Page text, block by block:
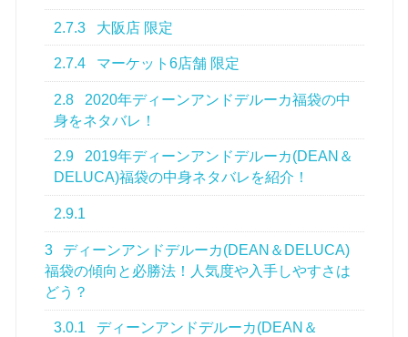
2.7.3 大阪店 限定
2.7.4 マーケット6店舗 限定
2.8
2020年ディーンアンドデルーカ福袋の中
身をネタバレ！
2.9
2019年ディーンアンドデルーカ(DEAN＆
DELUCA)福袋の中身ネタバレを紹介！
2.9.1
3
ディーンアンドデルーカ(DEAN＆DELUCA)
福袋の傾向と必勝法！人気度や入手しやすさは
どう？
3.0.1
ディーンアンドデルーカ(DEAN＆